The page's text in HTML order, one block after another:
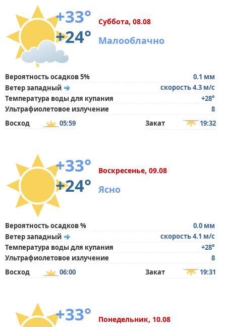
+33°
+24°
Суббота, 08.08
Малооблачно
Вероятность осадков 5%
0.1 мм
Ветер западный
скорость 4.3 м/с
Температура воды для купания
+28°
Ультрафиолетовое излучение
8
Восход
05:59 Закат 19:32
+33°
+24°
Воскресенье, 09.08
Ясно
Вероятность осадков %
0.0 мм
Ветер западный
скорость 4.1 м/с
Температура воды для купания
+28°
Ультрафиолетовое излучение
8
Восход
06:00 Закат 19:31
+33°
Понедельник, 10.08